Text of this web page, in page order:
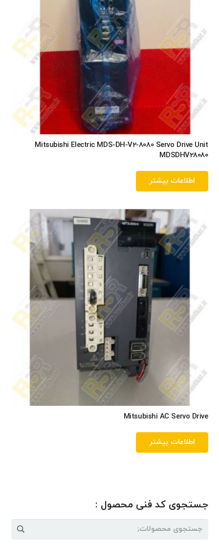
Mitsubishi Electric MDS-DH-V2-8080 Servo Drive Unit
MDSDHV28080
اطلاعات بیشتر
Mitsubishi AC Servo Drive
اطلاعات بیشتر
جستجوی کد فنی محصول :
جستجو